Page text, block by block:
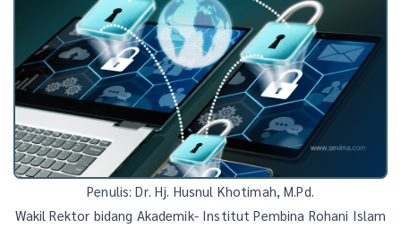
Penulis: Dr. Hj. Husnul Khotimah, M.Pd.
Wakil Rektor bidang Akademik- Institut Pembina Rohani Islam